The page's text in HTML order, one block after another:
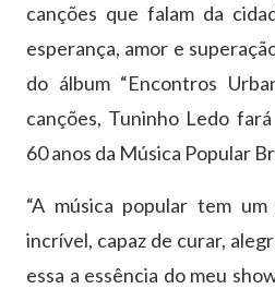
canções que falam da
esperança, amor e
do álbum “Encontros
canções, Tuninho Ledo
60 anos da Música Popular
“A música popular tem
incrível, capaz de curar,
essa a essência do meu